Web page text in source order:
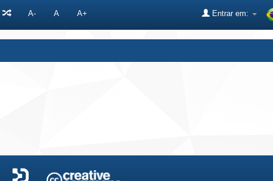
A- A A+ Entrar em: